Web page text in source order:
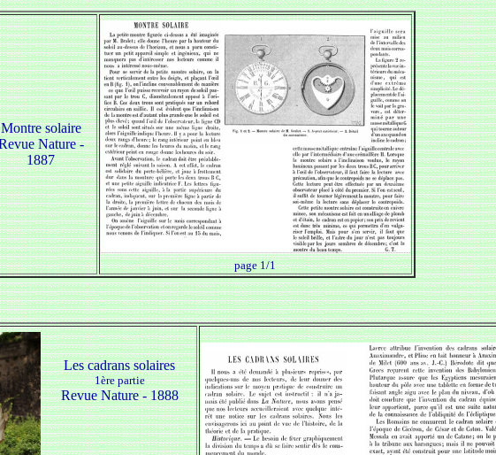
Montre solaire
Nature -
1887
page 1/1
Les cadrans solaires
1ère partie
Revue Nature - 1888